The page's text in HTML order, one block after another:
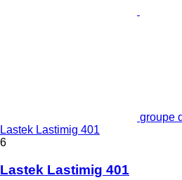
groupe
Lastek Lastimig 401
6
Lastek Lastimig 401